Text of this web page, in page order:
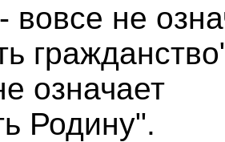
вовсе не
означает
Родину".